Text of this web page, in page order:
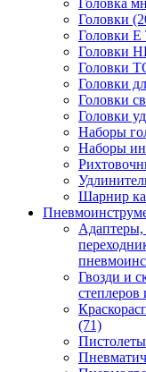
Головки
Головки
Головки
Головки
Головки
Головки
Головки
Наборы
Наборы
Шарнир
Гвозди и
степлеров
(71)